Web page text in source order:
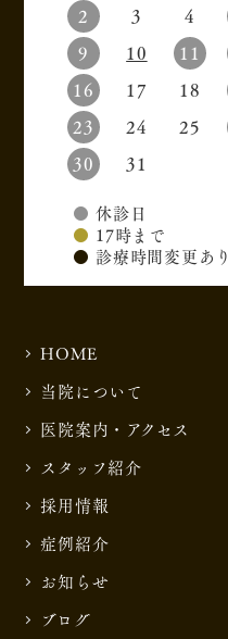
2
3 4
9
10 11
16
17 18
23
24 25
30
31
● 休診日
● 17時まで
● 診療時間変更あり
HOME
当院について
医院案内・アクセス
スタッフ紹介
採用情報
症例紹介
お知らせ
ブログ